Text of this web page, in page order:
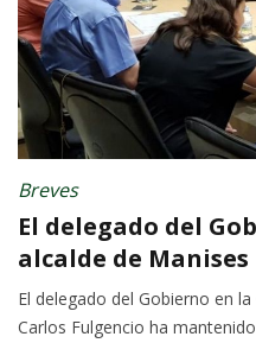
Breves
El delegado del
alcalde de Manises
El delegado del Gobierno en
Carlos Fulgencio ha